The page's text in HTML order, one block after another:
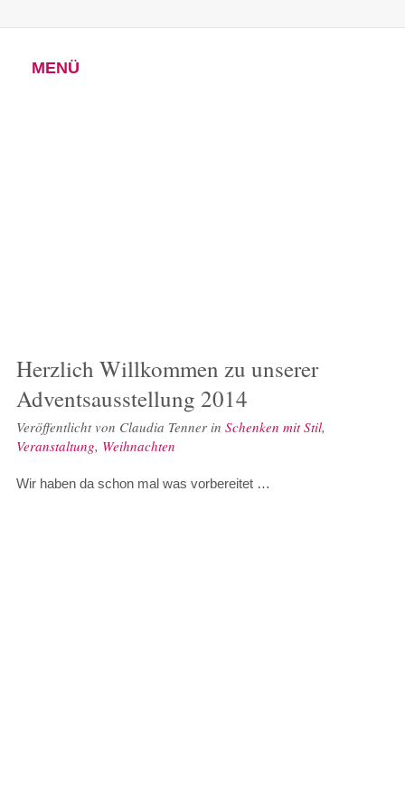
MENÜ
Herzlich Willkommen zu unserer
Adventsausstellung 2014
Veröffentlicht von Claudia Tennerin Schenken mit Stil,
Veranstaltung, Weihnachten
Wir haben da schon mal was vorbereitet …